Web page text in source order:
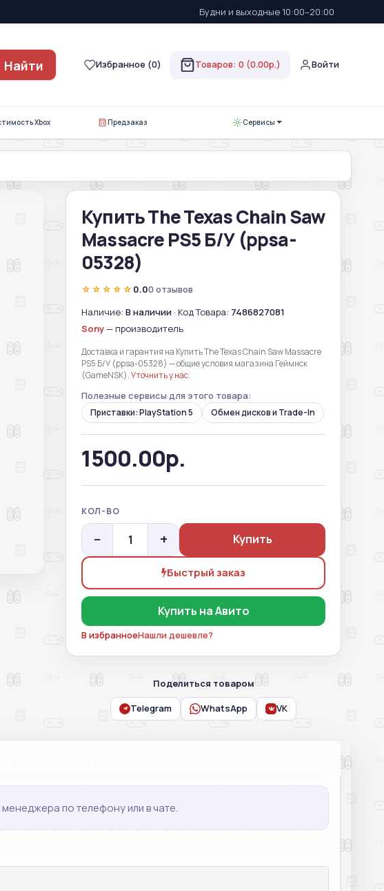
Будни и выходные 10:00–20:00
Найти Избранное (0) Товаров: 0 (0.00р.) Войти
Xbox Предзаказ Сервисы
Купить The Texas Chain Saw
Massacre PS5 Б/У (ppsa-
05328)
☆☆☆☆☆ 0.00 отзывов
Наличие: В наличии · Код Товара: 7486827081
Sony— производитель
Доставка и гарантия на Купить The Texas Chain Saw Massacre
PS5 Б/У (ppsa-05328) — общие условия магазина Геймнск
(GameNSK).Уточнить у нас.
Полезные сервисы для этого товара:
Приставки: PlayStation 5 Обмен дисков и Trade-In
1500.00р.
КОЛ-ВО
− + Купить
Быстрый заказ
Купить на Авито
В избранноеНашли дешевле?
Поделиться товаром
Telegram WhatsApp VK
по телефону или в чате.